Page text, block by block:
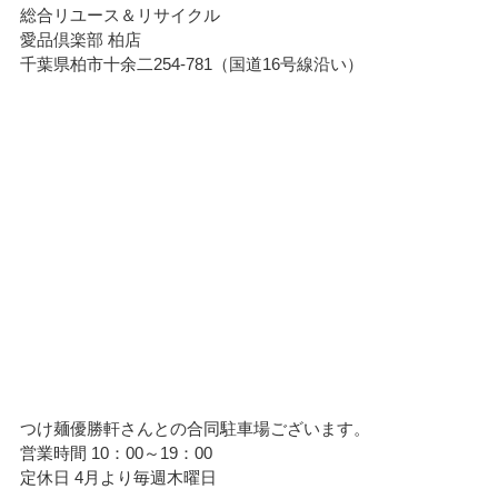
総合リユース＆リサイクル
愛品倶楽部 柏店
千葉県柏市十余二254-781（国道16号線沿い）
つけ麺優勝軒さんとの合同駐車場ございます。
営業時間 10：00～19：00
定休日 4月より毎週木曜日